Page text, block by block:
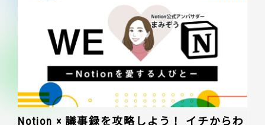
Notion × 議事録を攻略しよう！ イチからわ